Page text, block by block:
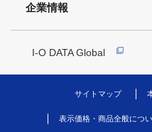
企業情報
I-O DATA Global
サイトマップ
表示価格・商品全般につ